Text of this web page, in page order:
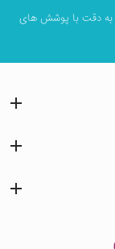
به دقت با پوشش های